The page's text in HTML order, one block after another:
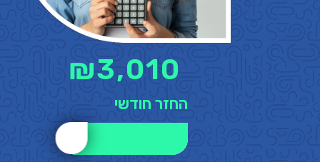
3,010
₪
החזר חודשי